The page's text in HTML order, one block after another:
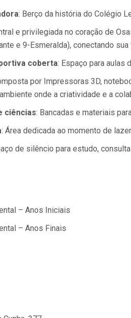
: Berço da história do Colégio
e privilegiada no coração de
e 9-Esmeralda), conectando
coberta: Espaço para aulas
por Impressoras 3D,
onde a criatividade e a
ciências: Bancadas e materiais
: Área dedicada ao momento de
de silêncio para estudo,
– Anos Iniciais
– Anos Finais